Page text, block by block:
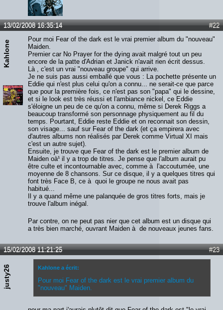
#22
13/02/2008 16:35:14
Kahlone
Pour moi Fear of the dark est le vrai premier album du "nouveau"
Maiden.
Premier car No Prayer for the dying avait malgré tout un peu
encore de la patte d'Adrian et Janick n'avait rien écrit dessus.
Là , c'est un vrai "nouveau groupe" qui arrive.
Je ne suis pas aussi emballé que vous : La pochette présente un
Eddie qui n'est plus celui qu'on a connu... ne serait-ce que parce
que pour la première fois, ce n'est pas son "papa" qui le dessine,
et si le look est très réussi et l'ambiance nickel, ce Eddie
s'éloigne un peu de ce qu'on a connu, même si Derek Riggs a
beaucoup transformé son personnage physiquement au fil du
temps. Pourtant, Eddie reste Eddie et on reconnait son dessin,
son visage... sauf sur Fear of the dark (et ça empirera avec
d'autres albums non réalisés par Derek comme Virtual XI mais
c'est un autre sujet).
Ensuite, je trouve que Fear of the dark est le premier album de
Maiden oà¹ il y a trop de titres. Je pense que l'album aurait pu
être culte et incontournable avec, comme à l'accoutumée, une
moyenne de 8 chansons. Sur ce disque, il y a quelques titres qui
font très Face B, ce à quoi le groupe ne nous avait pas
habitué...
Il y a quand même une palanquée de gros titres forts, mais je
trouve l'album inégal.
Par contre, on ne peut pas nier que cet album est un disque qui
a très bien marché, ouvrant Maiden à de nouveaux jeunes fans.
#23
15/02/2008 11:21:25
justy26 Kahlone a écrit:
Pour moi Fear of the dark est le vrai premier album du
"nouveau" Maiden.